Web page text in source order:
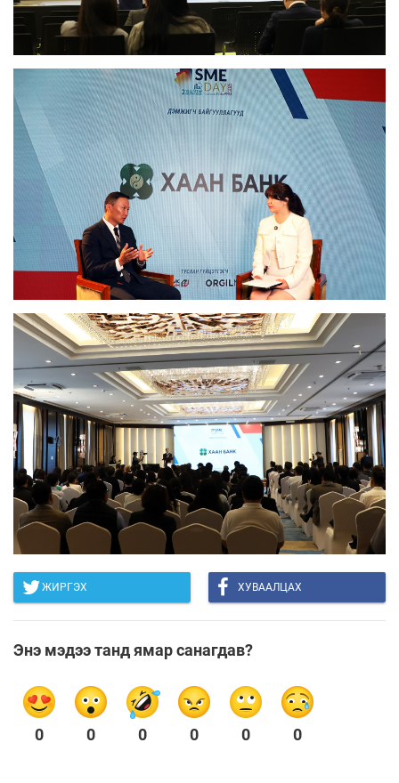
ЖИРГЭХ ХУВААЛЦАХ
Энэ мэдээ танд ямар санагдав?
0 0 0 0 0 0